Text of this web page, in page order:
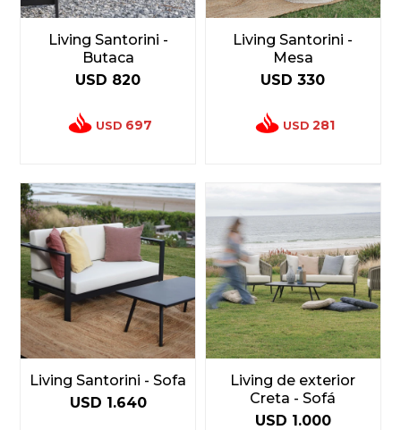
Living Santorini -
Butaca
USD 820
USD 697
Living Santorini -
Mesa
USD 330
USD 281
Living Santorini - Sofa
USD 1.640
Living de exterior
Creta - Sofá
USD 1.000